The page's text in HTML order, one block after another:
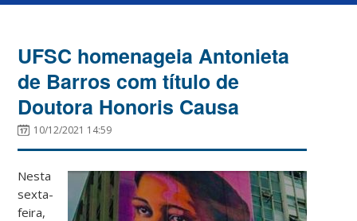
UFSC homenageia Antonieta
de Barros com título de
Doutora Honoris Causa
10/12/2021 14:59
Nesta
sexta-
feira,